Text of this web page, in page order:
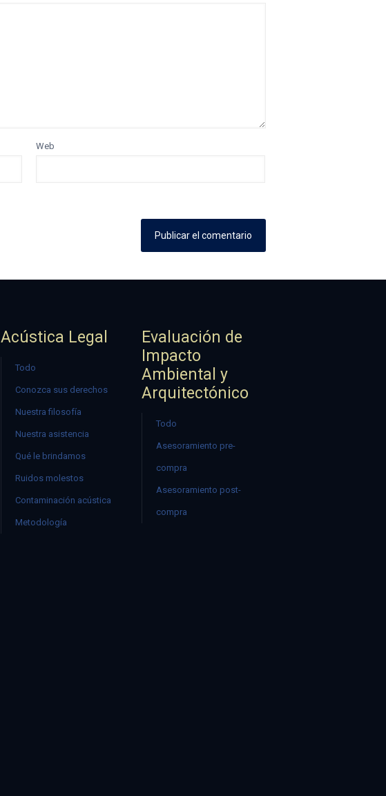
Web
Acústica Legal
Todo
Conozca sus derechos
Nuestra filosofía
Nuestra asistencia
Qué le brindamos
Ruidos molestos
Contaminación acústica
Metodología
Evaluación de
Impacto
Ambiental y
Arquitectónico
Todo
Asesoramiento pre-
compra
Asesoramiento post-
compra